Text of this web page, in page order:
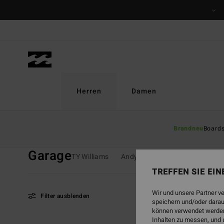
springen
Herren
Brandneu
Damen
GarageTY Williams Andy Irons
Filter ausblenden
BRANDNEU
TREFFEN SIE
Wir und unsere Partner
speichern und/oder
können verwendet
Inhalten zu messen, und